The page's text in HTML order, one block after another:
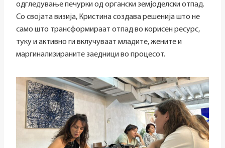
одгледување печурки од органски земјоделски отпад.
Со својата визија, Кристина создава решенија што не
само што трансформираат отпад во корисен ресурс,
туку и активно ги вклучуваат младите, жените и
маргинализираните заедници во процесот.